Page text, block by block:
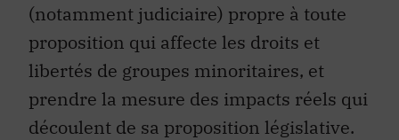
(notamment judiciaire) propre à toute
proposition qui affecte les droits et
libertés de groupes minoritaires, et
prendre la mesure des impacts réels qui
découlent de sa proposition législative.